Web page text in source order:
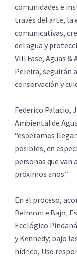
comunidades e
través del arte, la
comunicativas,
del agua y
VIII Fase, Aguas &
Pereira, seguirán
conservación y
Federico Palacio,
Ambiental de
“esperamos
posibles, en
personas que
próximos años.”
En el proceso,
Belmonte Bajo,
Ecológico
y Kennedy; bajo
hídrico, Uso